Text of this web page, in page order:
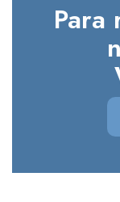
Para